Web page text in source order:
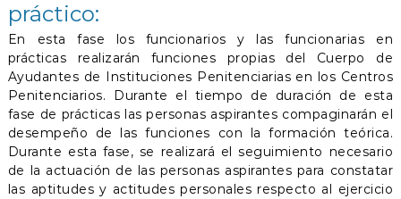
práctico:
En esta fase los funcionarios y las funcionarias en
prácticas realizarán funciones propias del Cuerpo de
Ayudantes de Instituciones Penitenciarias en los Centros
Penitenciarios. Durante el tiempo de duración de esta
fase de prácticas las personas aspirantes compaginarán el
desempeño de las funciones con la formación teórica.
Durante esta fase, se realizará el seguimiento necesario
de la actuación de las personas aspirantes para constatar
las aptitudes y actitudes personales respecto al ejercicio